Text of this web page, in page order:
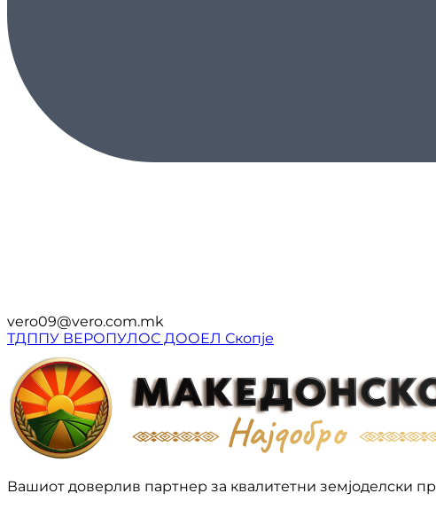
vero09@vero.com.mk
ТДППУ ВЕРОПУЛОС ДООЕЛ Скопје
Вашиот доверлив партнер за квалитетни земјоделски